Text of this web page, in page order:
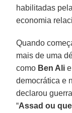
habilitadas
economia
Quando
mais de uma
como Ben Ali e
democrática e
declarou
“Assad ou